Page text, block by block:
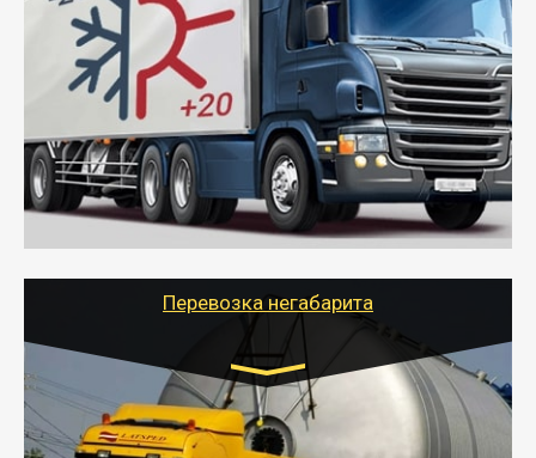
Газель (1,5 и 3 тонны), Бычок, Еврофура от 5 до
10 тонн
от 6000 руб.
- Рефрижераторные перевозки грузов с
соблюдением температурного режима, работающим
термописцем, санитарной обработкой кузова и мед.
книжкой у водителя.
- Тайгер Логистик поможет быстро перевезти
скоропортящиеся продукты в любой город России с
Перевозка негабарита
Цена за км. Рассчитывается
индивидуально